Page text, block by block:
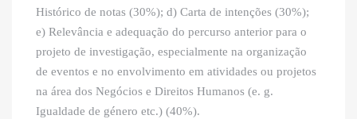
Histórico de notas (30%); d) Carta de intenções (30%);
e) Relevância e adequação do percurso anterior para o
projeto de investigação, especialmente na organização
de eventos e no envolvimento em atividades ou projetos
na área dos Negócios e Direitos Humanos (e. g.
Igualdade de género etc.) (40%).